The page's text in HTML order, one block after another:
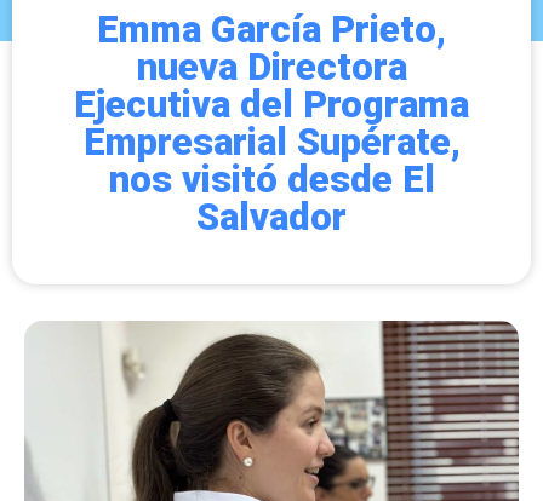
Emma García Prieto,
nueva Directora
Ejecutiva del Programa
Empresarial Supérate,
nos visitó desde El
Salvador